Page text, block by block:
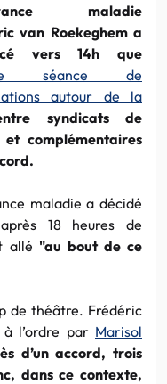
maladie
van Roekeghem a
vers 14h que
séance de
autour de la
syndicats de
et complémentaires
maladie a décidé
18 heures de
allé "au bout de ce
de théâtre. Frédéric
l’ordre par Marisol
d’un accord, trois
dans ce contexte,